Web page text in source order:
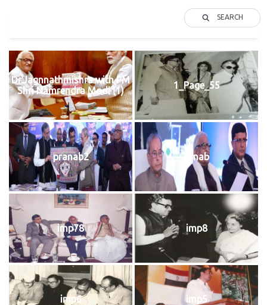
SEARCH
Dr.Jagnnathmishra with PM
Shri Namrendra Modi (1)
1_Page_55
pranab2 prnab
imp78 imp8
imp6 imp5